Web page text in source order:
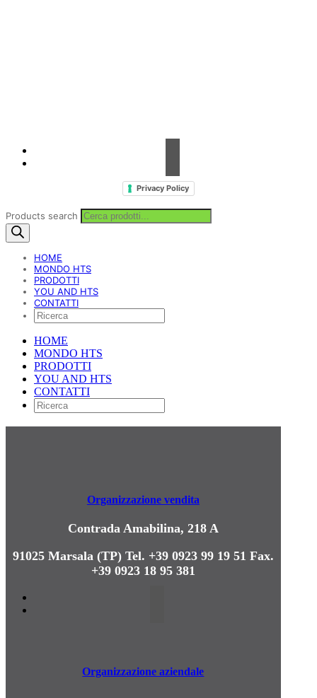
Privacy Policy
Products search
HOME
MONDO HTS
PRODOTTI
YOU AND HTS
CONTATTI
HOME
MONDO HTS
PRODOTTI
YOU AND HTS
CONTATTI
Organizzazione vendita
Contrada Amabilina, 218 A
91025 Marsala (TP)Tel. +39 0923 99 19 51 Fax.
+39 0923 18 95 381
Organizzazione aziendale